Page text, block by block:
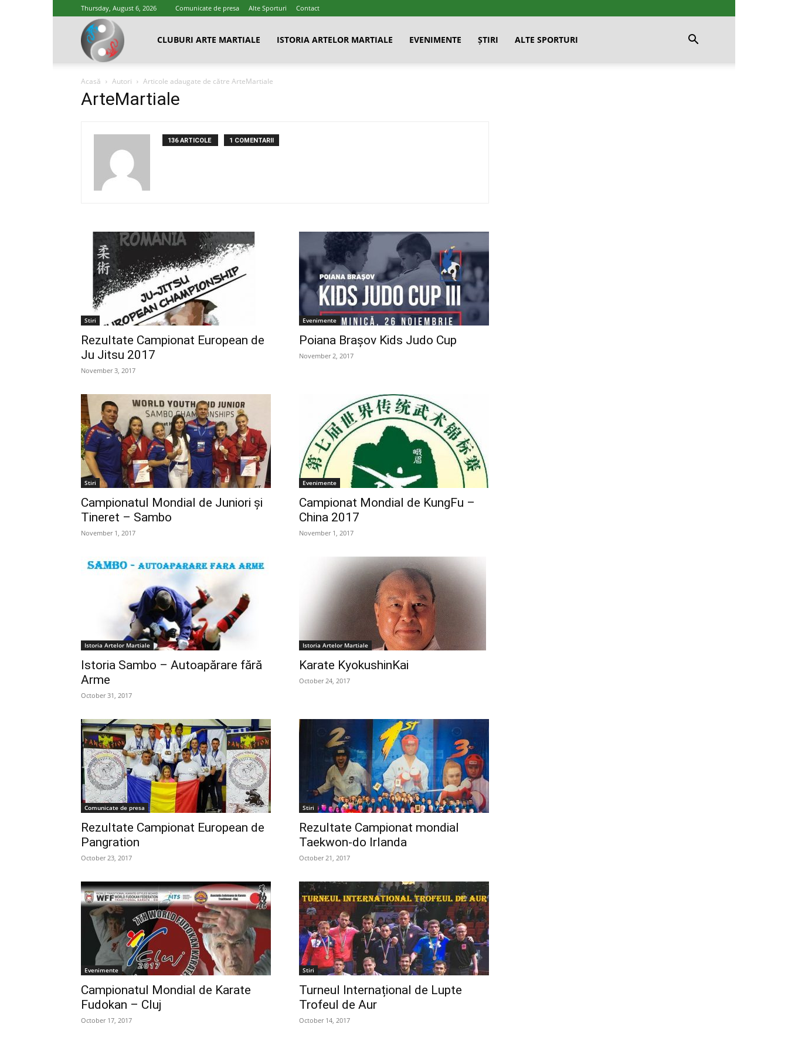
Thursday, August 6, 2026 Comunicate de presa Alte Sporturi Contact
Cluburi
Arte
Marțiale
CLUBURI ARTE MARTIALE ISTORIA ARTELOR MARTIALE EVENIMENTE ȘTIRI ALTE SPORTURI
Acasă Autori Articole adaugate de către ArteMartiale
ArteMartiale
136 ARTICOLE 1 COMENTARII
Stiri
Rezultate Campionat European de
Ju Jitsu 2017
November 3, 2017
Evenimente
Poiana Brașov Kids Judo Cup
November 2, 2017
Stiri
Campionatul Mondial de Juniori și
Tineret – Sambo
November 1, 2017
Evenimente
Campionat Mondial de KungFu –
China 2017
November 1, 2017
Istoria Artelor Martiale
Istoria Sambo – Autoapărare fără
Arme
October 31, 2017
Istoria Artelor Martiale
Karate KyokushinKai
October 24, 2017
Comunicate de presa
Rezultate Campionat European de
Pangration
October 23, 2017
Stiri
Rezultate Campionat mondial
Taekwon-do Irlanda
October 21, 2017
Evenimente
Campionatul Mondial de Karate
Fudokan – Cluj
October 17, 2017
Stiri
Turneul Internațional de Lupte
Trofeul de Aur
October 14, 2017